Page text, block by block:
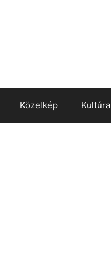
Közelkép Kultúra